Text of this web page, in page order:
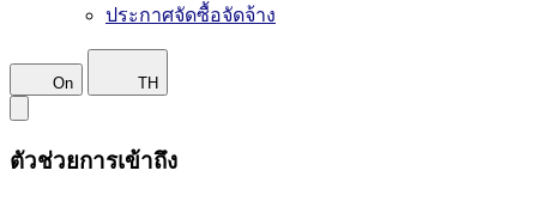
ประกาศจัดซื้อจัดจ้าง
On TH
ตัวช่วยการเข้าถึง